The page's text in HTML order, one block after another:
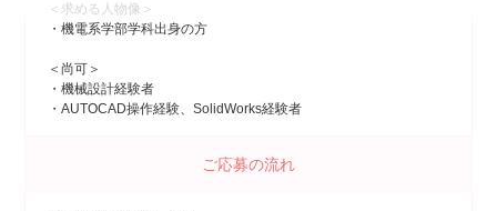
＜求める人物像＞
・機電系学部学科出身の方
＜尚可＞
・機械設計経験者
・AUTOCAD操作経験、SolidWorks経験者
ご応募の流れ